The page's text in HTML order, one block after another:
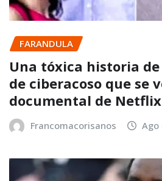
FARANDULA
Una tóxica historia
de ciberacoso que se
documental de Netflix
Francomacorisanos Ago